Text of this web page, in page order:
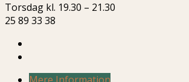
Torsdag kl. 19.30 – 21.30
25 89 33 38